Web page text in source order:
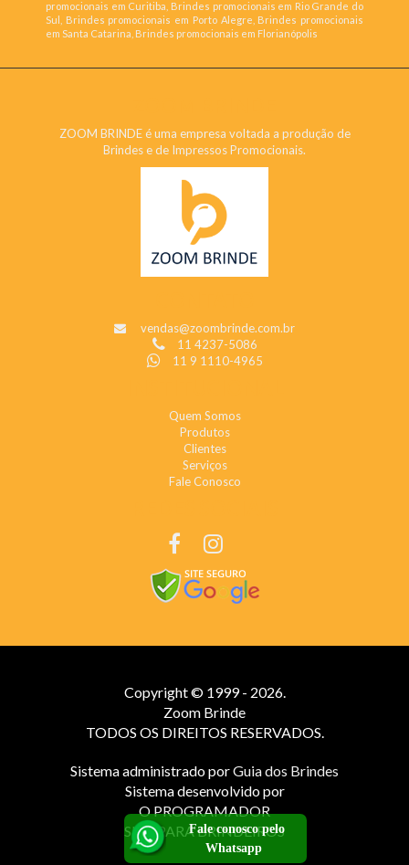
promocionais em Curitiba, Brindes promocionais em Rio Grande do
Sul, Brindes promocionais em Porto Alegre, Brindes promocionais
em Santa Catarina, Brindes promocionais em Florianópolis
ZOOM BRINDE é uma empresa voltada a produção de
Brindes e de Impressos Promocionais.
vendas@zoombrinde.com.br
11 4237-5086
11 9 1110-4965
Quem Somos
Produtos
Clientes
Serviços
Fale Conosco
Copyright © 1999 - 2026.
Zoom Brinde
TODOS OS DIREITOS RESERVADOS.
Sistema administrado porGuia dos Brindes
Sistema desenvolvido por
O PROGRAMADOR
SITE PARA BRINDEIROS
Fale conosco pelo
Whatsapp